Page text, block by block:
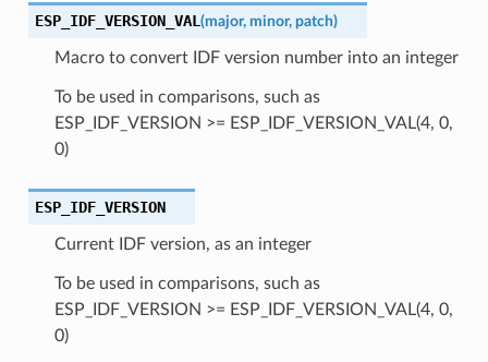
ESP_IDF_VERSION_VAL (major, minor, patch)
Macro to convert IDF version number into an integer
To be used in comparisons, such as
ESP_IDF_VERSION >= ESP_IDF_VERSION_VAL(4, 0,
0)
ESP_IDF_VERSION
Current IDF version, as an integer
To be used in comparisons, such as
ESP_IDF_VERSION >= ESP_IDF_VERSION_VAL(4, 0,
0)